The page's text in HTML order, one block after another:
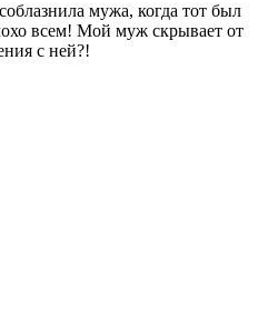
мужа, когда тот был
всем! Мой муж скрывает от
с ней?!